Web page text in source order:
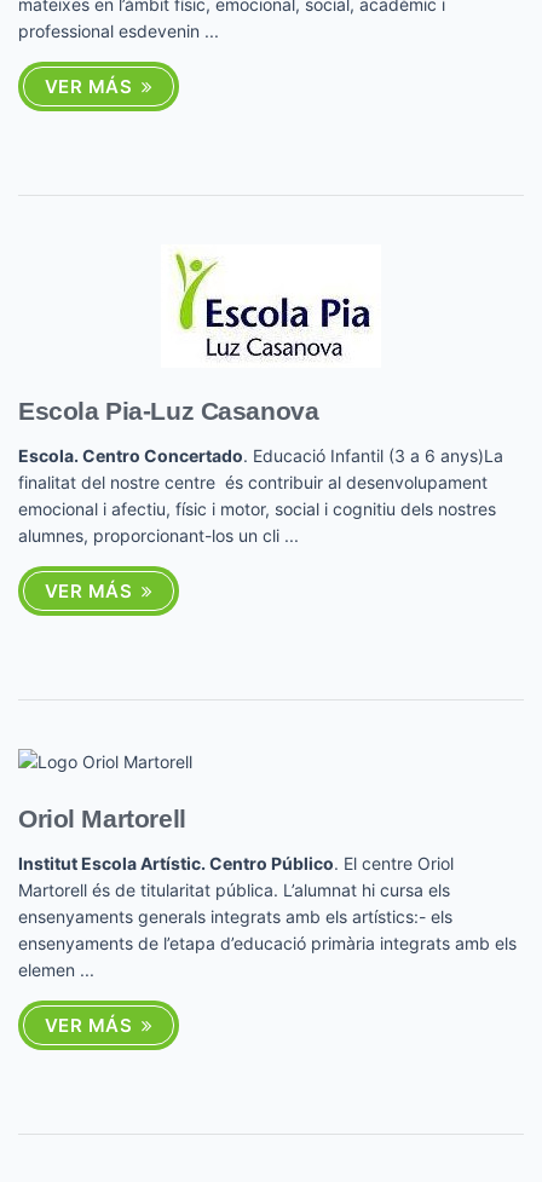
mateixes en l’àmbit físic, emocional, social, acadèmic i
professional esdevenin ...
VER MÁS
Escola Pia-Luz Casanova
Escola. Centro Concertado. Educació Infantil (3 a 6 anys)La
finalitat del nostre centre és contribuir al desenvolupament
emocional i afectiu, físic i motor, social i cognitiu dels nostres
alumnes, proporcionant-los un cli ...
VER MÁS
Oriol Martorell
Institut Escola Artístic. Centro Público. El centre Oriol
Martorell és de titularitat pública. L’alumnat hi cursa els
ensenyaments generals integrats amb els artístics:- els
ensenyaments de l’etapa d’educació primària integrats amb els
elemen ...
VER MÁS